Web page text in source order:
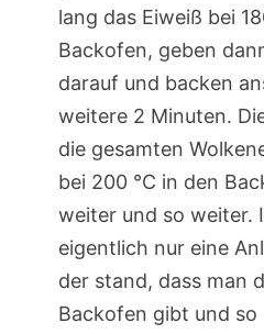
lang das Eiweiß bei
Backofen, geben
darauf und backen
weitere 2 Minuten.
die gesamten
bei 200 °C in den
weiter und so weiter.
eigentlich nur eine
der stand, dass man
Backofen gibt und so